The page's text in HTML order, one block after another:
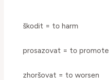
škodit = to harm
prosazovat = to promote
zhoršovat = to worsen